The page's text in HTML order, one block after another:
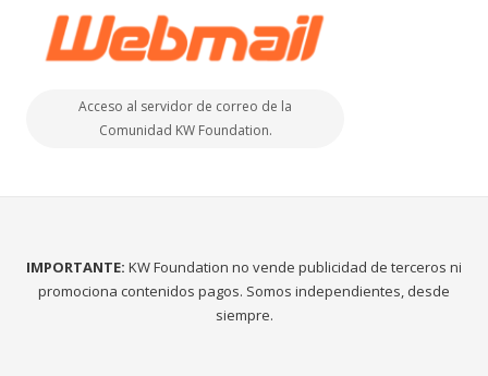
Acceso al servidor de correo de la
Comunidad KW Foundation.
IMPORTANTE: KW Foundation no vende publicidad de terceros ni
promociona contenidos pagos. Somos independientes, desde
siempre.